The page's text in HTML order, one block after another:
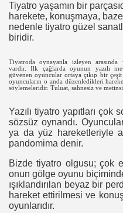
Tiyatro yaşamın bir
harekete, konuşmaya,
nedenle tiyatro güzel
biridir.
Tiyatroda oynayanla izleyen arasında
vardır. İlk çağlarda oyunun yazılı
güvenen oyuncular ortaya çıkıp bir
oyuncuların o anda düzenledikleri
söylemeleridir. Tuluat, sahnesiz ve
Yazılı tiyatro yapıtları çok
sözsüz oynandı.
ya da yüz hareketleriyle
pandomima denir.
Bizde tiyatro olgusu; çok
onun gölge oyunu
ışıklandırılan beyaz bir
hareket ettirilmesi ve
oyunlarıdır.